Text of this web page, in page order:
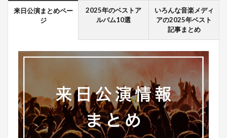
来日公演まとめペー
ジ
2025年のベストア
ルバム10選
いろんな音楽メディ
アの2025年ベスト
記事まとめ